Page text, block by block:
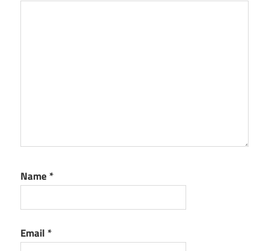
Name *
Email *